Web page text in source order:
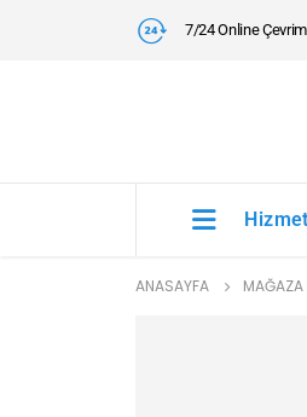
7/24 Online
ANASAYFA MAĞAZA